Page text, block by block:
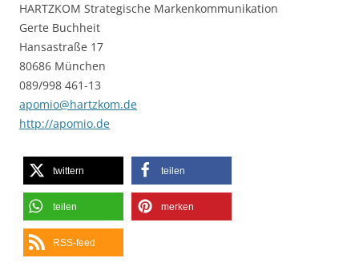
HARTZKOM Strategische Markenkommunikation
Gerte Buchheit
Hansastraße 17
80686 München
089/998 461-13
apomio@hartzkom.de
http://apomio.de
twittern teilen
teilen merken
RSS-feed